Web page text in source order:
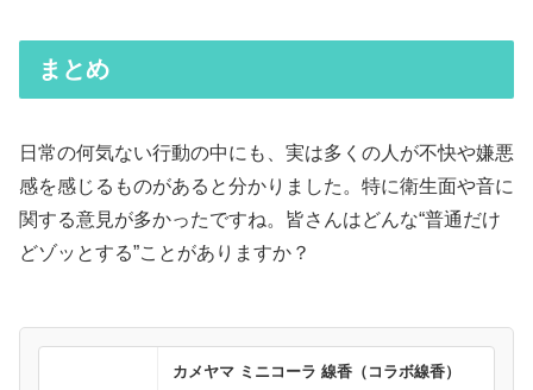
まとめ
日常の何気ない行動の中にも、実は多くの人が不快や嫌悪
感を感じるものがあると分かりました。特に衛生面や音に
関する意見が多かったですね。皆さんはどんな“普通だけ
どゾッとする”ことがありますか？
カメヤマ ミニコーラ 線香（コラボ線香）